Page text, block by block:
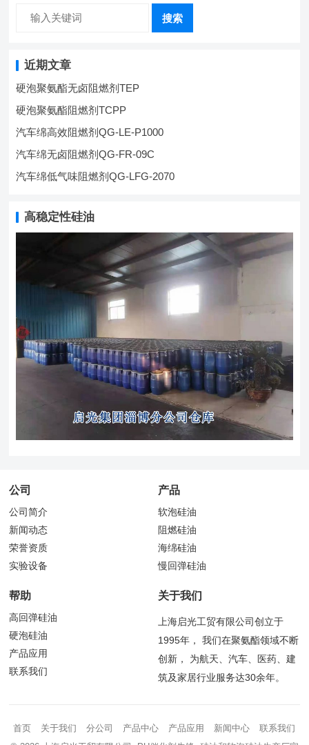
搜索
近期文章
硬泡聚氨酯无卤阻燃剂TEP
硬泡聚氨酯阻燃剂TCPP
汽车绵高效阻燃剂QG-LE-P1000
汽车绵无卤阻燃剂QG-FR-09C
汽车绵低气味阻燃剂QG-LFG-2070
高稳定性硅油
公司
公司简介
新闻动态
荣誉资质
实验设备
产品
软泡硅油
阻燃硅油
海绵硅油
慢回弹硅油
帮助
高回弹硅油
硬泡硅油
产品应用
联系我们
关于我们
上海启光工贸有限公司创立于
1995年， 我们在聚氨酯领域不断
创新， 为航天、汽车、医药、建
筑及家居行业服务达30余年。
首页 关于我们 分公司 产品中心 产品应用 新闻中心
联系我们